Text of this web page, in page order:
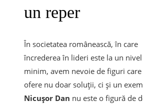
un reper
În societatea românească, în care
încrederea în lideri este la un nivel
minim, avem nevoie de figuri care
ofere nu doar soluții, ci și un
Nicușor Dan nu este o figură de